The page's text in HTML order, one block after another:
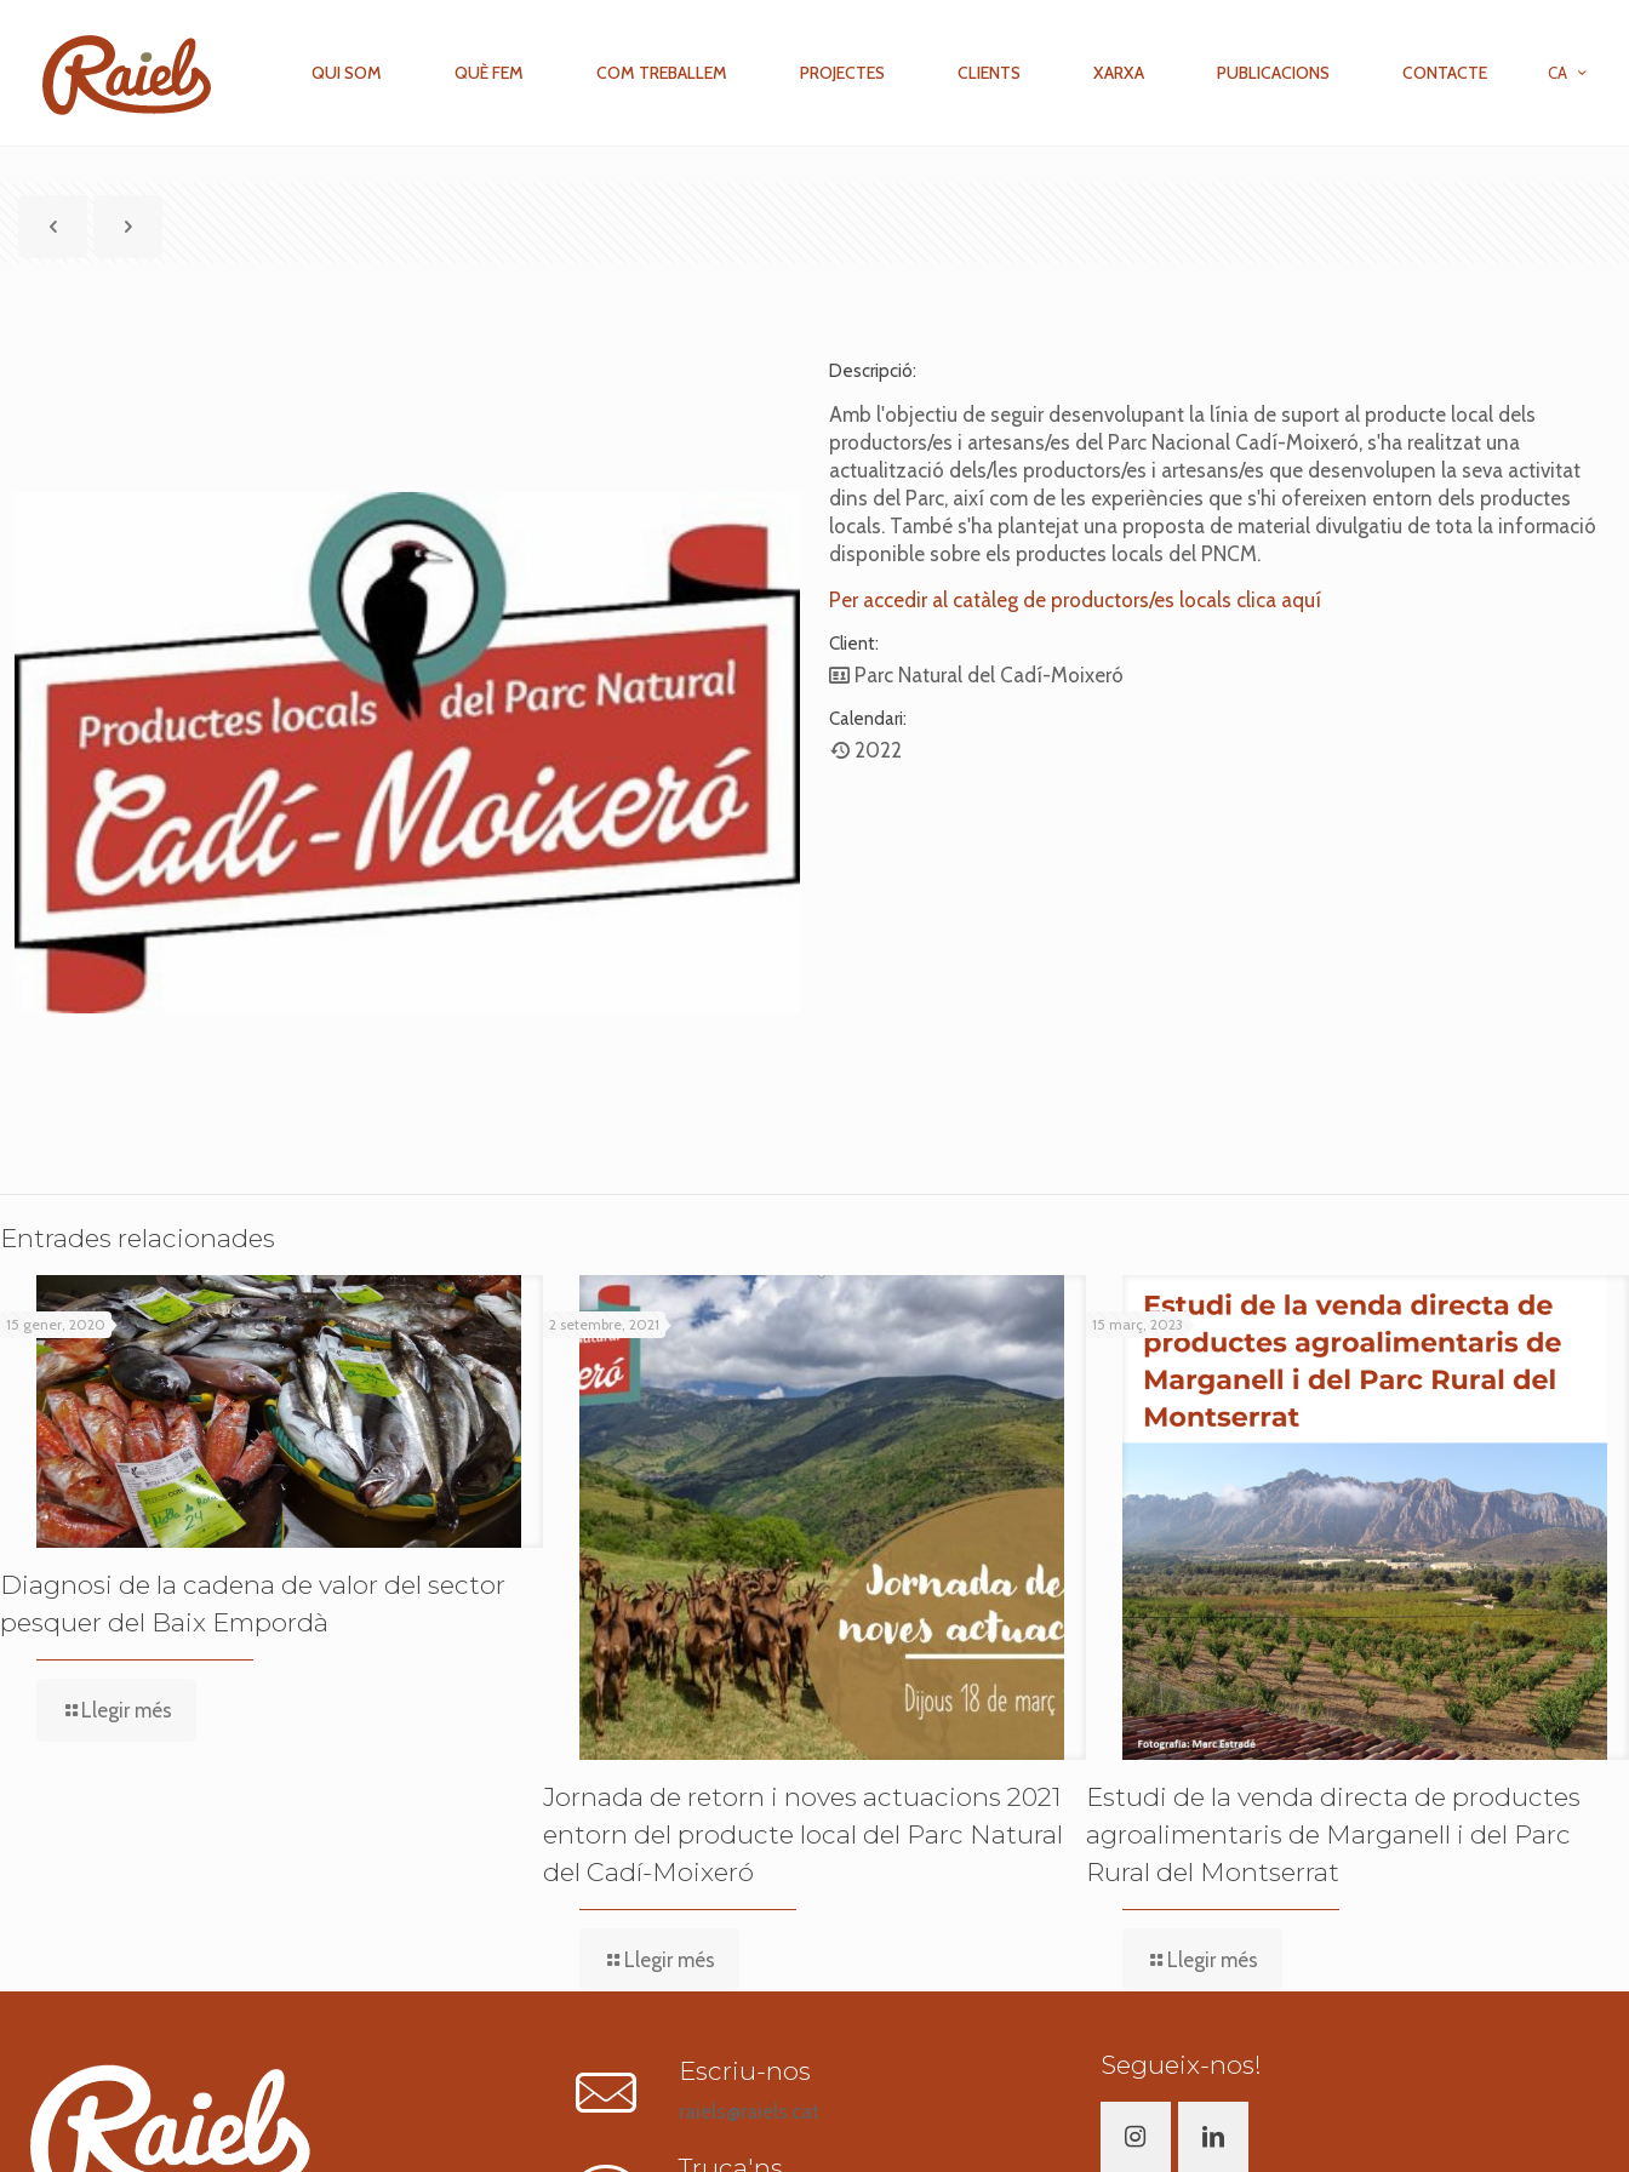
QUI SOM QUÈ FEM COM TREBALLEM PROJECTES CLIENTS XARXA PUBLICACIONS CONTACTE CA
Descripció:
Amb l'objectiu de seguir desenvolupant la línia de suport al producte local dels
productors/es i artesans/es del Parc Nacional Cadí-Moixeró, s'ha realitzat una
actualització dels/les productors/es i artesans/es que desenvolupen la seva activitat
dins del Parc, així com de les experiències que s'hi ofereixen entorn dels productes
locals. També s'ha plantejat una proposta de material divulgatiu de tota la informació
disponible sobre els productes locals del PNCM.
Per accedir al catàleg de productors/es locals clica aquí
Client:
Parc Natural del Cadí-Moixeró
Calendari:
2022
Entrades relacionades
15 gener, 2020
Diagnosi de la cadena de valor del sector
pesquer del Baix Empordà
Llegir més
2 setembre, 2021
Jornada de retorn i noves actuacions 2021
entorn del producte local del Parc Natural
del Cadí-Moixeró
Llegir més
15 març, 2023
Estudi de la venda directa de productes
agroalimentaris de Marganell i del Parc
Rural del Montserrat
Llegir més
Escriu-nos
raiels@raiels.cat
Segueix-nos!